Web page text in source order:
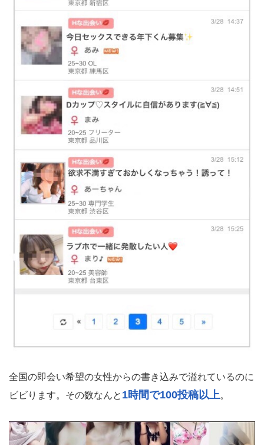
全国の即会い希望の女性からの書き込みで溢れているのに
ビビります。その数なんと 1時間で100投稿以上。